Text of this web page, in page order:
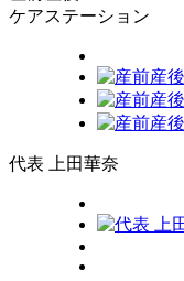
ケアステーション
代表 上田華奈